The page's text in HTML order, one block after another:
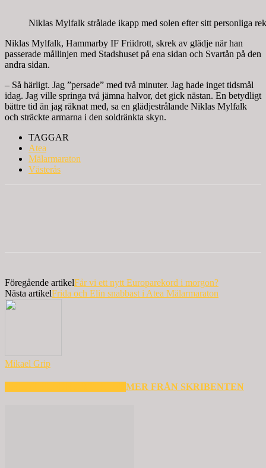
Niklas Mylfalk strålade ikapp med solen efter sitt personliga
Niklas Mylfalk, Hammarby IF Friidrott, skrek av glädje när han
passerade mållinjen med Stadshuset på ena sidan och Svartån på den
andra sidan.
– Så härligt. Jag ”persade” med två minuter. Jag hade inget tidsmål
idag. Jag ville springa två jämna halvor, det gick nästan. En betydligt
bättre tid än jag räknat med, sa en glädjestrålande Niklas Mylfalk
och sträckte armarna i den soldränkta skyn.
TAGGAR
Atea
Mälarmaraton
Västerås
Föregående artikelFår vi ett nytt Europarekord i morgon?
Nästa artikelFrida och Elin snabbast i Atea Mälarmaraton
Mikael Grip
MER FRÅN SKRIBENTEN